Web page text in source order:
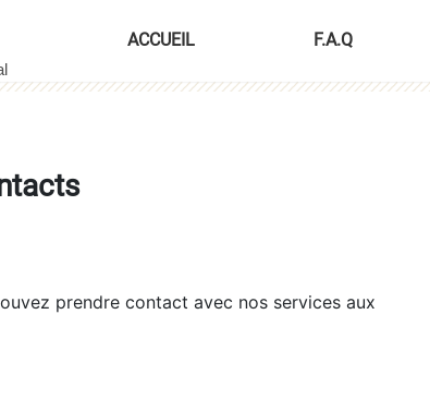
ACCUEIL F.A.Q
prendre contact avec nos services aux